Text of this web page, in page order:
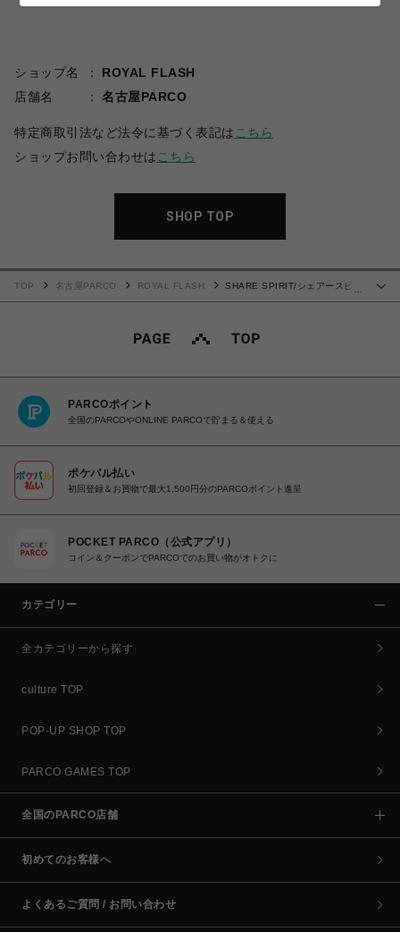
ショップ名
ROYAL FLASH
店舗名
名古屋PARCO
特定商取引法など法令に基づく表記は こちら
ショップお問い合わせは こちら
SHOP TOP
…
TOP 名古屋PARCO ROYAL FLASH
SHARE SPIRIT/シェアースピリ
PARCOポイント
全国のPARCOやONLINE PARCOで貯まる＆使える
ポケパル払い
初回登録＆お買物で最大1,500円分のPARCOポイント進呈
POCKET PARCO（公式アプリ）
コイン＆クーポンでPARCOでのお買い物がオトクに
カテゴリー
全カテゴリーから探す
culture TOP
POP-UP SHOP TOP
PARCO GAMES TOP
全国のPARCO店舗
初めてのお客様へ
よくあるご質問 / お問い合わせ